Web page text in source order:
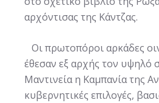
αρχόντισας της Κάντζας.
Οι πρωτοπόροι αρκάδες
έθεσαν εξ αρχής τον υψηλό
Μαντινεία η Καμπανία της
κυβερνητικές επιλογές,